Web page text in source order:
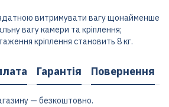
витримувати вагу щонайменше
вагу камери та кріплення;
кріплення становить 8 кг.
Гарантія Повернення
— безкоштовно.